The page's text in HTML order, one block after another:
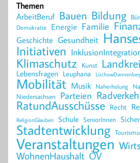
Themen
ArbeitBeruf Bauen Bildung
Demokratie Energie Familie
Geschichte Gesundheit
Initiativen
Klimaschutz Kunst
Lebensfragen Leuphana
Mobilität Musik Naherholung
Niedersachsen Parteien
RatundAusschüsse Recht
ReligionGlauben Schule SeniorInnen
Stadtentwicklung
Veranstaltungen
WohnenHaushalt ÖV